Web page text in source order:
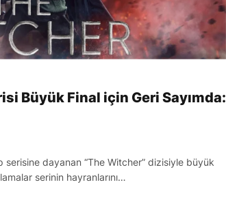
Büyük Final için Geri Sayımda:
serisine dayanan “The Witcher” dizisiyle büyük
serinin hayranlarını…